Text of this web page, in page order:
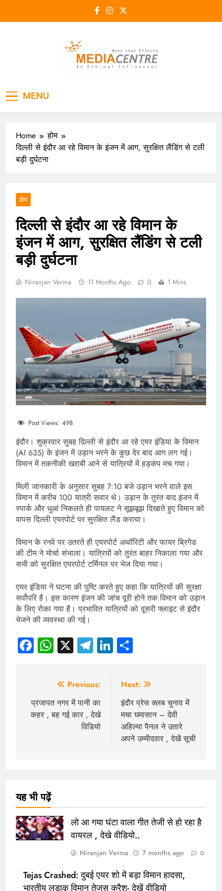
MENU
Home
होम
दिल्ली से इंदौर आ रहे विमान के इंजन में आग, सुरक्षित लैंडिंग से टली
बड़ी दुर्घटना
होम
दिल्ली से इंदौर आ रहे विमान के
इंजन में आग, सुरक्षित लैंडिंग से टली
बड़ी दुर्घटना
Niranjan Verma 11 Months Ago 0 1 Mins
Post Views: 498
इंदौर। शुक्रवार सुबह दिल्ली से इंदौर आ रहे एयर इंडिया के विमान
(AI 635) के इंजन में उड़ान भरने के कुछ देर बाद आग लग गई।
विमान में तकनीकी खराबी आने से यात्रियों में हड़कंप मच गया।
मिली जानकारी के अनुसार सुबह 7:10 बजे उड़ान भरने वाले इस
विमान में करीब 100 यात्री सवार थे। उड़ान के तुरंत बाद इंजन में
स्पार्क और धुआं निकलते ही पायलट ने सूझबूझ दिखाते हुए विमान को
वापस दिल्ली एयरपोर्ट पर सुरक्षित लैंड कराया।
विमान के रनवे पर उतरते ही एयरपोर्ट अथॉरिटी और फायर ब्रिगेड
की टीम ने मोर्चा संभाला। यात्रियों को तुरंत बाहर निकाला गया और
सभी को सुरक्षित एयरपोर्ट टर्मिनल पर भेज दिया गया।
एयर इंडिया ने घटना की पुष्टि करते हुए कहा कि यात्रियों की सुरक्षा
सर्वोपरि है। इस कारण इंजन की जांच पूरी होने तक विमान को उड़ान
के लिए रोका गया है। प्रभावित यात्रियों को दूसरी फ्लाइट से इंदौर
भेजने की व्यवस्था की गई।
Facebook
WhatsApp
X Telegram
LinkedIn
navigation
Previous:
प्रजापत नगर में पानी का
कहर , बह गई कार , देखे
विडियो
Next:
इंदौर प्रेस क्लब चुनाव में
मचा घमासान – देवी
अहिल्या पैनल ने उतारे
अपने उम्मीदवार , देखें सूची
यह भी पढ़ें
लो आ गया घंटा वाला गीत तेजी से हो रहा है
वायरल , देखे वीडियो..
Niranjan Verma 7 months ago 0
Tejas Crashed: दुबई एयर शो में बड़ा विमान हादसा,
भारतीय लड़ाकू विमान तेजस क्रैश- देखें वीडियो